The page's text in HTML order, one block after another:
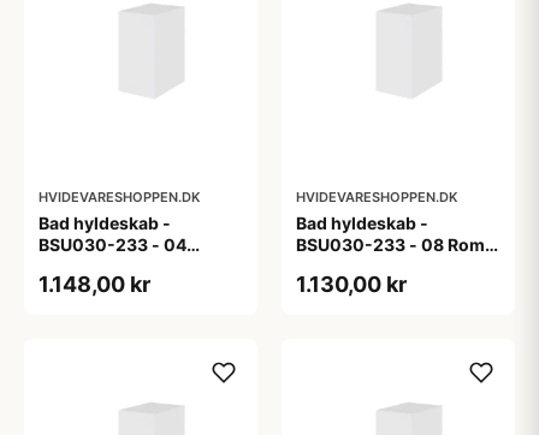
HVIDEVARESHOPPEN.DK
Bad hyldeskab -
BSU030-233 - 04
1.148,00 kr
HVIDEVARESHOPPEN.DK
Bad hyldeskab -
BSU030-233 - 08 Roma
1.130,00 kr